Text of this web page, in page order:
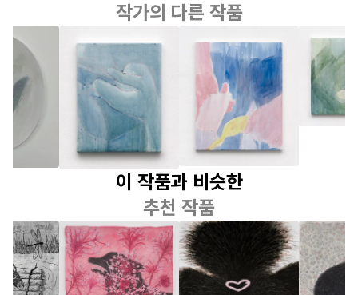
작가의 다른 작품
윤지호
핸드폰 그렇게
잡으면 새끼손가
락 모양 이상해
진대
윤지호
나는 바나나는
목이 화한 맛이
라고 생각했었어
윤지호
변하지
것들에
화
이 작품과 비슷한
추천 작품
황예랑
우는 개
황예랑
삔
황예랑
늙은 고
위한 그